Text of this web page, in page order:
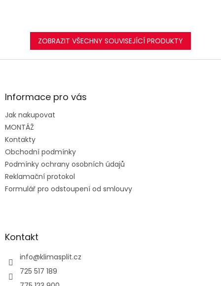
ZOBRAZIT VŠECHNY SOUVISEJÍCÍ PRODUKTY
Z
aInformace pro vás
Jak nakupovat
MONTÁŽ
Kontakty
Obchodní podmínky
Podmínky ochrany osobních údajů
Reklamační protokol
Formulář pro odstoupení od smlouvy
Kontakt
info@klimasplit.cz
725 517 189